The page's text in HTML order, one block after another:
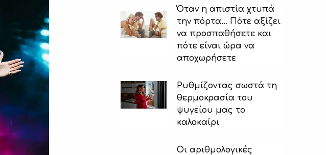
Όταν η απιστία χτυπά
την πόρτα… Πότε αξίζει
να προσπαθήσετε και
πότε είναι ώρα να
αποχωρήσετε
Ρυθμίζοντας σωστά τη
θερμοκρασία του
ψυγείου μας το
καλοκαίρι
Οι αριθμολογικές